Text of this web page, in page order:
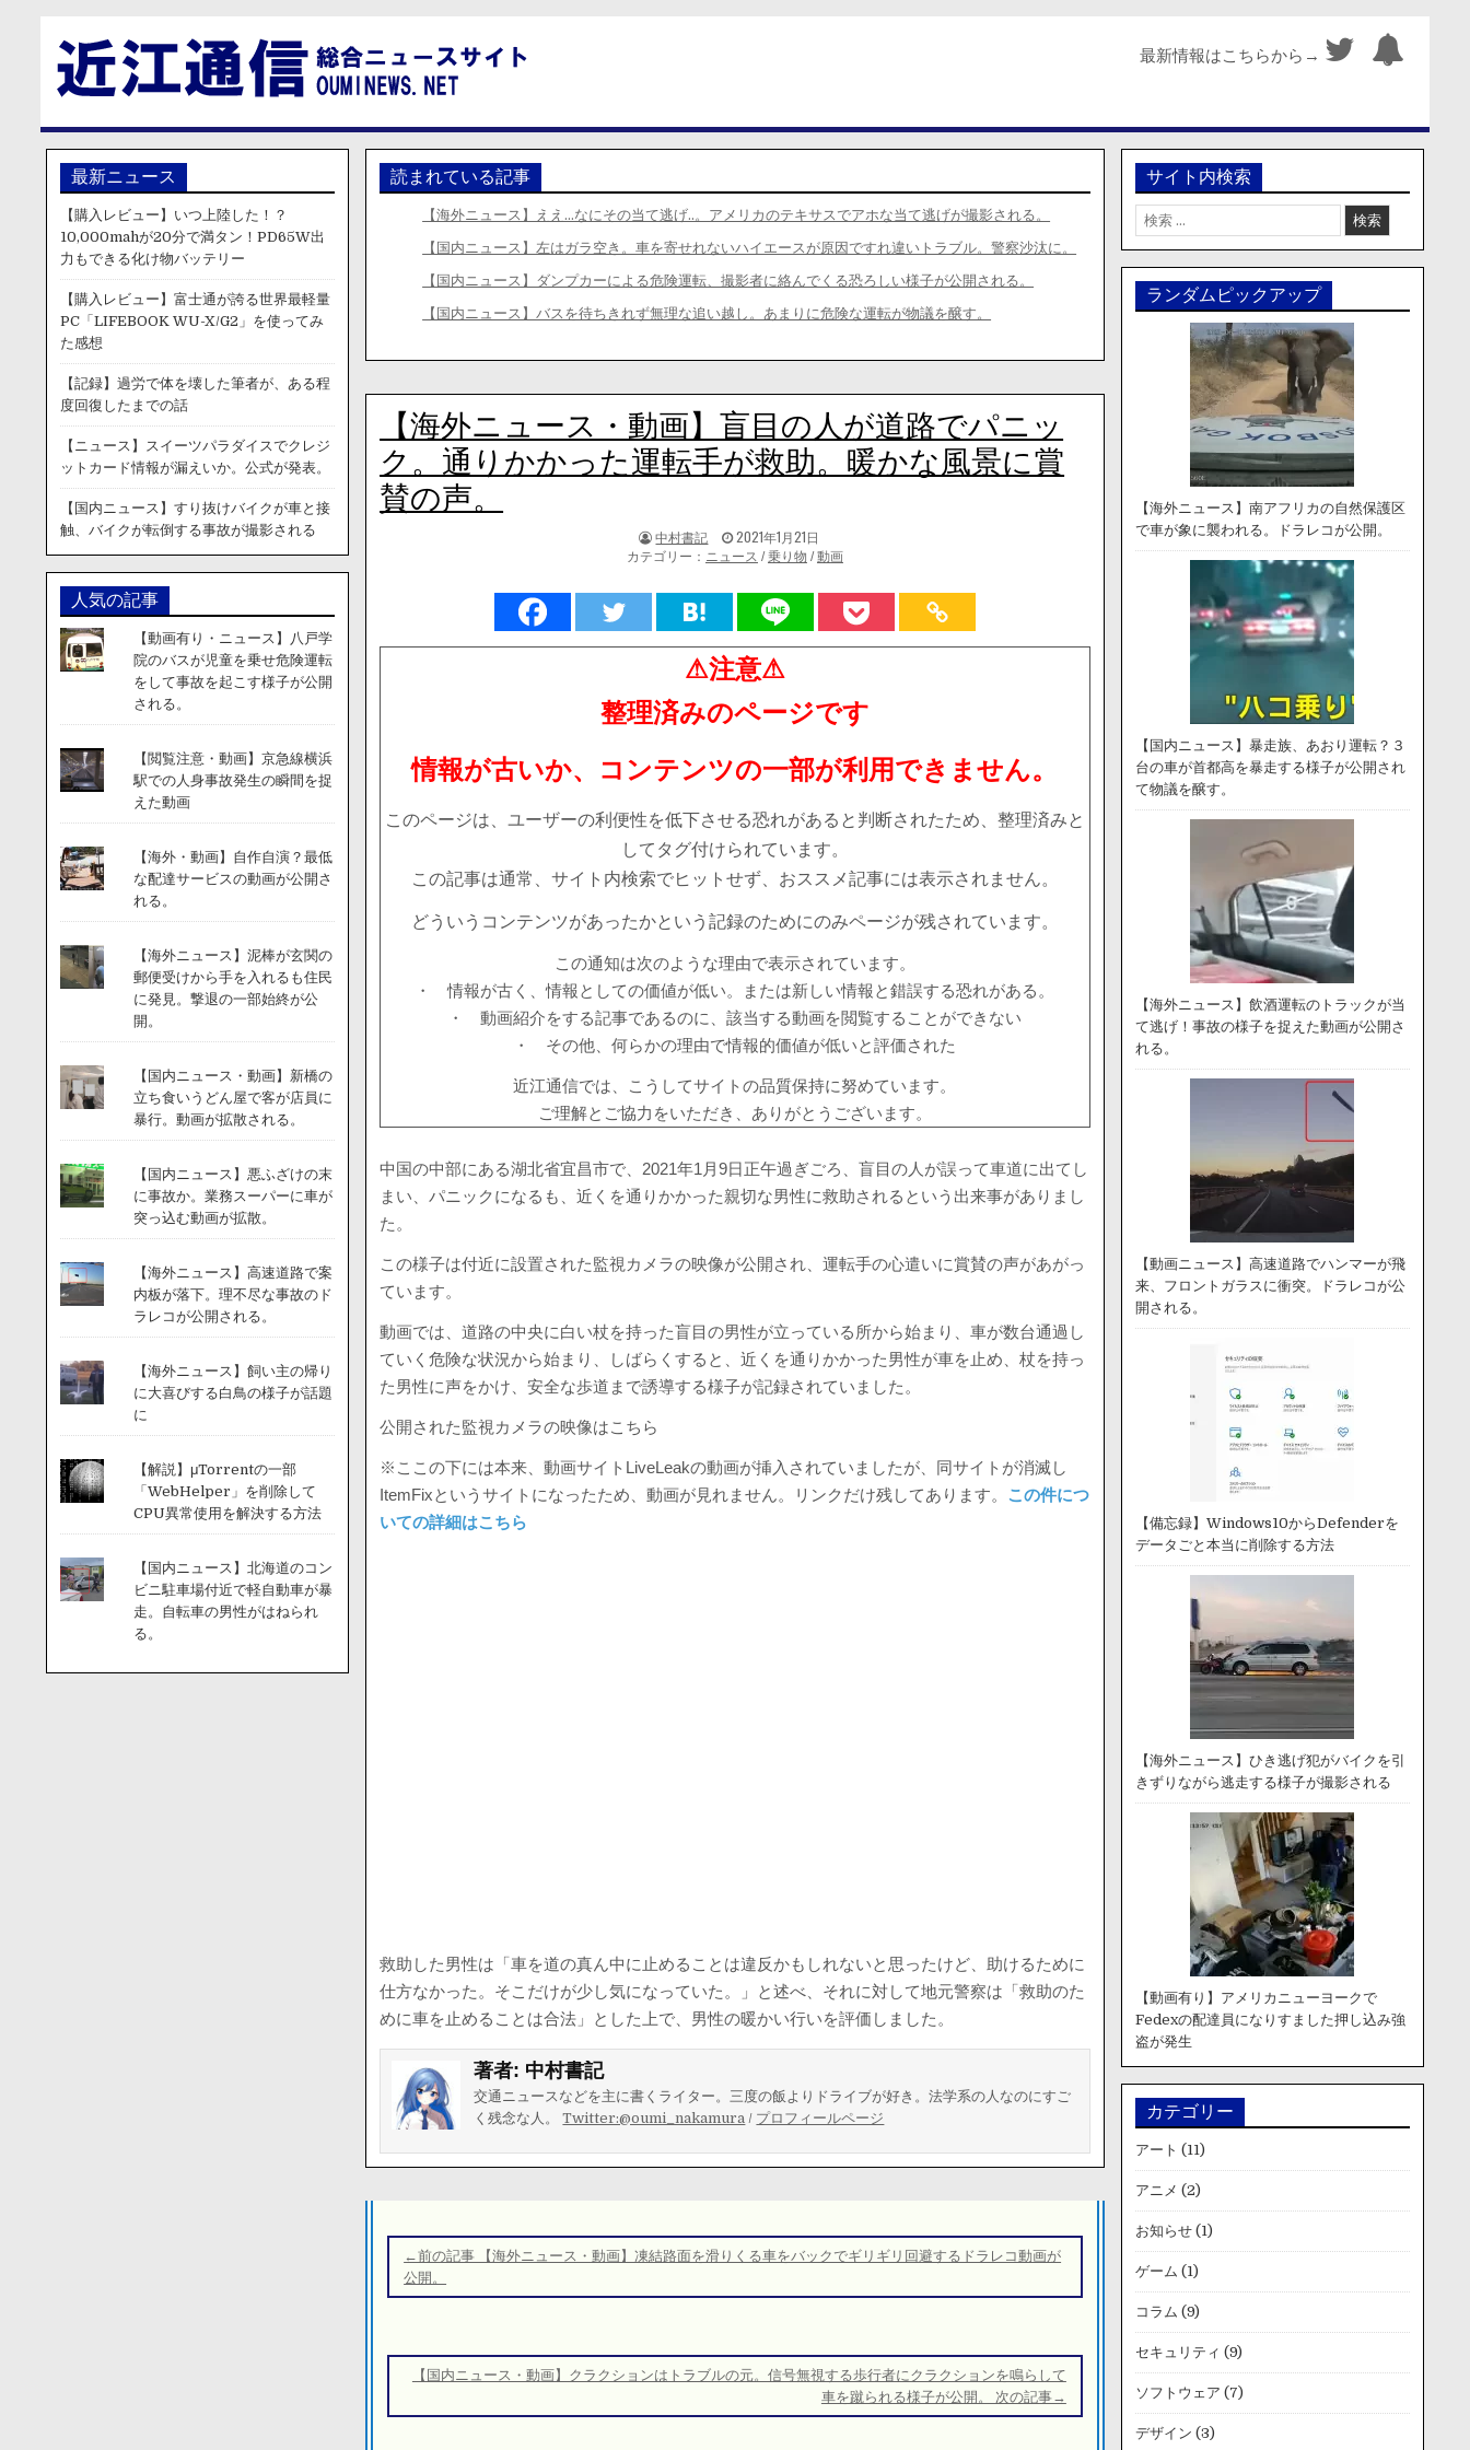
最新情報はこちらから→
読まれている記事
【海外ニュース】ええ…なにその当て逃げ..。アメリカのテキサスでアホな当て逃げが撮影される。
【国内ニュース】左はガラ空き。車を寄せれないハイエースが原因ですれ違いトラブル。警察沙汰に。
【国内ニュース】ダンプカーによる危険運転、撮影者に絡んでくる恐ろしい様子が公開される。
【国内ニュース】バスを待ちきれず無理な追い越し。あまりに危険な運転が物議を醸す。
【海外ニュース・動画】盲目の人が道路でパニッ
ク。通りかかった運転手が救助。暖かな風景に賞
賛の声。
著
者:
中村書記
掲
載
2021年1月21日
カテゴリー： ニュース /乗り物 /動画
⚠注意⚠
整理済みのページです
情報が古いか、コンテンツの一部が利用できません。
このページは、ユーザーの利便性を低下させる恐れがあると判断されたため、整理済みと
してタグ付けられています。
この記事は通常、サイト内検索でヒットせず、おススメ記事には表示されません。
どういうコンテンツがあったかという記録のためにのみページが残されています。
この通知は次のような理由で表示されています。
・ 情報が古く、情報としての価値が低い。または新しい情報と錯誤する恐れがある。
・ 動画紹介をする記事であるのに、該当する動画を閲覧することができない
・ その他、何らかの理由で情報的価値が低いと評価された
近江通信では、こうしてサイトの品質保持に努めています。
ご理解とご協力をいただき、ありがとうございます。
中国の中部にある湖北省宜昌市で、2021年1月9日正午過ぎごろ、盲目の人が誤って車道に出てし
まい、パニックになるも、近くを通りかかった親切な男性に救助されるという出来事がありまし
た。
この様子は付近に設置された監視カメラの映像が公開され、運転手の心遣いに賞賛の声があがっ
ています。
動画では、道路の中央に白い杖を持った盲目の男性が立っている所から始まり、車が数台通過し
ていく危険な状況から始まり、しばらくすると、近くを通りかかった男性が車を止め、杖を持っ
た男性に声をかけ、安全な歩道まで誘導する様子が記録されていました。
公開された監視カメラの映像はこちら
※ここの下には本来、動画サイトLiveLeakの動画が挿入されていましたが、同サイトが消滅し
ItemFixというサイトになったため、動画が見れません。リンクだけ残してあります。 この件につ
いての詳細はこちら
救助した男性は「車を道の真ん中に止めることは違反かもしれないと思ったけど、助けるために
仕方なかった。そこだけが少し気になっていた。」と述べ、それに対して地元警察は「救助のた
めに車を止めることは合法」とした上で、男性の暖かい行いを評価しました。
著者: 中村書記
交通ニュースなどを主に書くライター。三度の飯よりドライブが好き。法学系の人なのにすご
く残念な人。Twitter:@oumi_nakamura / プロフィールページ
稿
ナ
ー
←前の記事 【海外ニュース・動画】凍結路面を滑りくる車をバックでギリギリ回避するドラレコ動画が
公開。
【国内ニュース・動画】クラクションはトラブルの元。信号無視する歩行者にクラクションを鳴らして
車を蹴られる様子が公開。 次の記事→
最新ニュース
【購入レビュー】いつ上陸した！？
10,000mahが20分で満タン！PD65W出
力もできる化け物バッテリー
【購入レビュー】富士通が誇る世界最軽量
PC「LIFEBOOK WU-X/G2」を使ってみ
た感想
【記録】過労で体を壊した筆者が、ある程
度回復したまでの話
【ニュース】スイーツパラダイスでクレジ
ットカード情報が漏えいか。公式が発表。
【国内ニュース】すり抜けバイクが車と接
触、バイクが転倒する事故が撮影される
人気の記事
【動画有り・ニュース】八戸学
院のバスが児童を乗せ危険運転
をして事故を起こす様子が公開
される。
【閲覧注意・動画】京急線横浜
駅での人身事故発生の瞬間を捉
えた動画
【海外・動画】自作自演？最低
な配達サービスの動画が公開さ
れる。
【海外ニュース】泥棒が玄関の
郵便受けから手を入れるも住民
に発見。撃退の一部始終が公
開。
【国内ニュース・動画】新橋の
立ち食いうどん屋で客が店員に
暴行。動画が拡散される。
【国内ニュース】悪ふざけの末
に事故か。業務スーパーに車が
突っ込む動画が拡散。
【海外ニュース】高速道路で案
内板が落下。理不尽な事故のド
ラレコが公開される。
【海外ニュース】飼い主の帰り
に大喜びする白鳥の様子が話題
に
【解説】μTorrentの一部
「WebHelper」を削除して
CPU異常使用を解決する方法
【国内ニュース】北海道のコン
ビニ駐車場付近で軽自動車が暴
走。自転車の男性がはねられ
る。
サイト内検索
検
索:
ランダムピックアップ
【海外ニュース】南アフリカの自然保護区
で車が象に襲われる。ドラレコが公開。
【国内ニュース】暴走族、あおり運転？３
台の車が首都高を暴走する様子が公開され
て物議を醸す。
【海外ニュース】飲酒運転のトラックが当
て逃げ！事故の様子を捉えた動画が公開さ
れる。
【動画ニュース】高速道路でハンマーが飛
来、フロントガラスに衝突。ドラレコが公
開される。
【備忘録】Windows10からDefenderを
データごと本当に削除する方法
【海外ニュース】ひき逃げ犯がバイクを引
きずりながら逃走する様子が撮影される
【動画有り】アメリカニューヨークで
Fedexの配達員になりすました押し込み強
盗が発生
カテゴリー
アート (11)
アニメ (2)
お知らせ(1)
ゲーム (1)
コラム (9)
セキュリティ (9)
ソフトウェア (7)
デザイン (3)